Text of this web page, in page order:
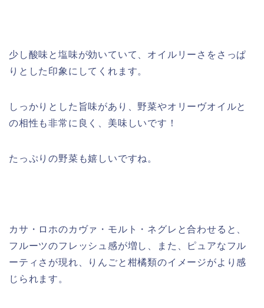
少し酸味と塩味が効いていて、オイルリーさをさっぱ
りとした印象にしてくれます。
しっかりとした旨味があり、野菜やオリーヴオイルと
の相性も非常に良く、美味しいです！
たっぷりの野菜も嬉しいですね。
カサ・ロホのカヴァ・モルト・ネグレと合わせると、
フルーツのフレッシュ感が増し、また、ピュアなフル
ーティさが現れ、りんごと柑橘類のイメージがより感
じられます。